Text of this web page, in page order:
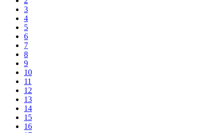
3
4
5
6
7
8
9
10
11
12
13
14
15
16